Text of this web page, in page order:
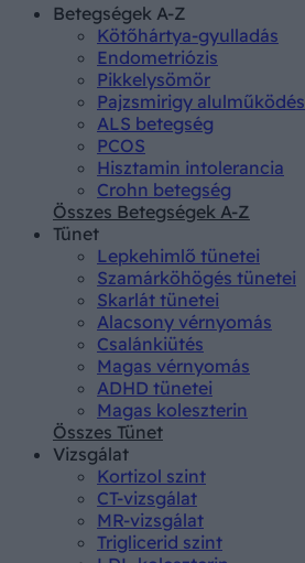
Betegségek A-Z
Kötőhártya-gyulladás
Endometriózis
Pikkelysömör
Pajzsmirigy alulműködés
ALS betegség
PCOS
Hisztamin intolerancia
Crohn betegség
Összes Betegségek A-Z
Tünet
Lepkehimlő tünetei
Szamárköhögés tünetei
Skarlát tünetei
Alacsony vérnyomás
Csalánkiütés
Magas vérnyomás
ADHD tünetei
Magas koleszterin
Összes Tünet
Vizsgálat
Kortizol szint
CT-vizsgálat
MR-vizsgálat
Triglicerid szint